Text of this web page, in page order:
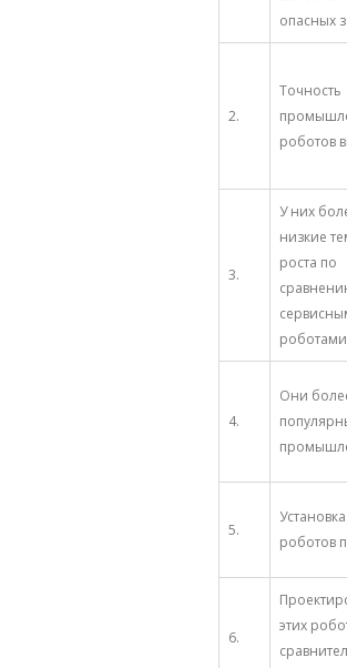
опасных
2.
Точность
роботов
3.
У них
низкие
роста по
4.
Они
5.
роботов
6.
этих